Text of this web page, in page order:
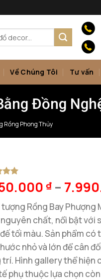
Về Chúng Tôi Tư vấn
Đồng
Rồng Phong Thủy
₫ –
tượng Rồng Bay
chất, nổi bật với
tối màu. Sản phẩm
nhỏ và lớn để cân
Hình gallery thể hiện
phụ thuộc lựa chọn